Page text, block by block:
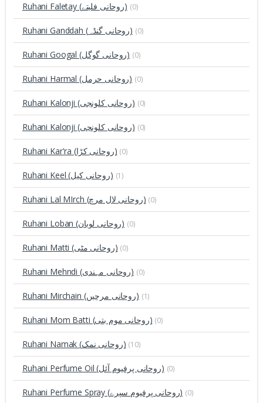
Ruhani Faletay (روحانی فلیتے) (0)
Ruhani Ganddah (روحانی گنڈہ) (0)
Ruhani Googal (روحانی گوگل) (0)
Ruhani Harmal (روحانی حرمل) (0)
Ruhani Kalonji (روحانی کلونجی) (0)
Ruhani Kalonji (روحانی کلونچی) (0)
Ruhani Kar'ra (روحانی کڑا) (0)
Ruhani Keel (روحانی کیل) (1)
Ruhani Lal MIrch (روحانی لال مرچ) (0)
Ruhani Loban (روحانی لوبان) (0)
Ruhani Matti (روحانی مٹی) (0)
Ruhani Mehndi (روحانی مہندی) (0)
Ruhani Mirchain (روحانی مرچیں) (1)
Ruhani Mom Batti (روحانی موم بتی) (0)
Ruhani Namak (روحانی نمک) (10)
Ruhani Perfume Oil (روحانی پرفیوم آئل) (0)
Ruhani Perfume Spray (روحانی پرفیوم سپرے) (0)